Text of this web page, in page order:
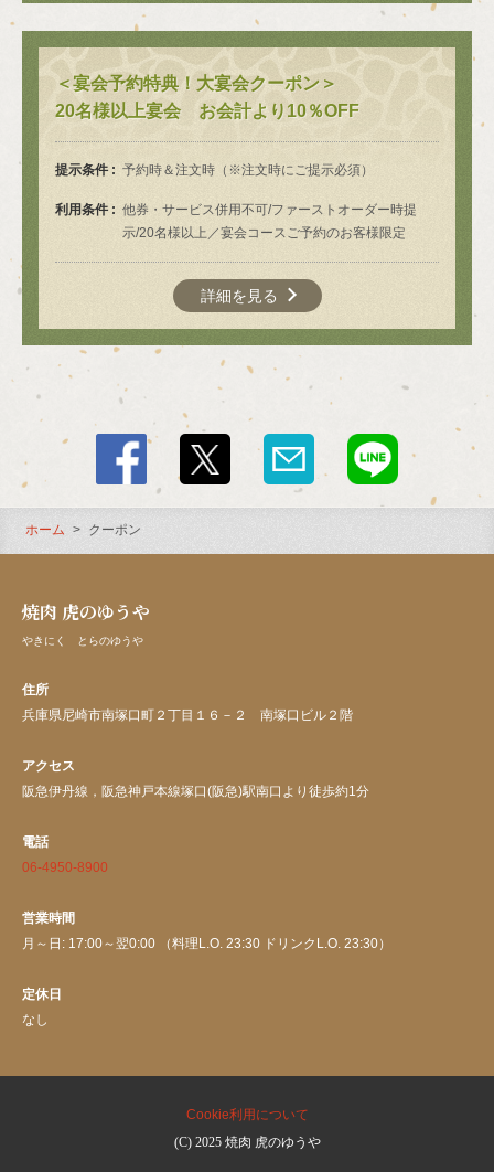
＜宴会予約特典！大宴会クーポン＞
20名様以上宴会 お会計より10％OFF
提示条件 予約時＆注文時（※注文時にご提示必須）
利用条件
他券・サービス併用不可/ファーストオーダー時提
示/20名様以上／宴会コースご予約のお客様限定
詳細を見る
ホーム クーポン
焼肉 虎のゆうや
やきにく とらのゆうや
住所
兵庫県尼崎市南塚口町２丁目１６－２ 南塚口ビル２階
アクセス
阪急伊丹線，阪急神戸本線塚口(阪急)駅南口より徒歩約1分
電話
06-4950-8900
営業時間
月～日: 17:00～翌0:00 （料理L.O. 23:30 ドリンクL.O. 23:30）
定休日
なし
Cookie利用について
(C) 2025 焼肉 虎のゆうや